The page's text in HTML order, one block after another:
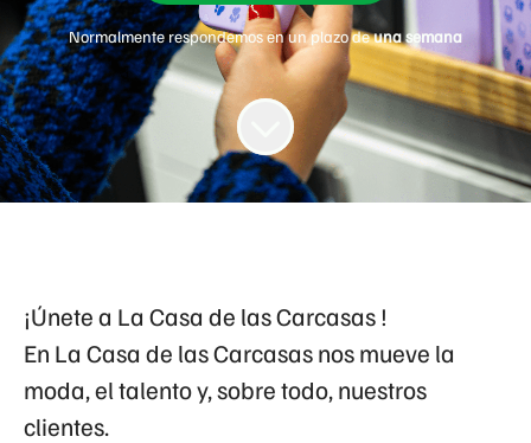
Normalmente respondemos en un plazo deuna semana
¡Únete a La Casa de las Carcasas !
En La Casa de las Carcasas nos mueve la
moda, eltalentoy, sobre todo, nuestros
clientes.